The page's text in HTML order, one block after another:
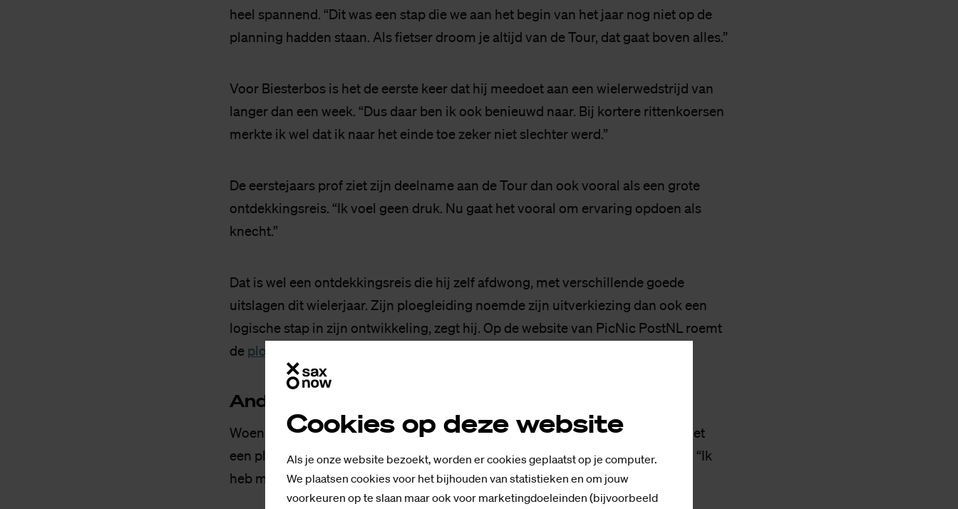
Cookies op deze website
Als je onze website bezoekt, worden er cookies geplaatst op je computer.
We plaatsen cookies voor het bijhouden van statistieken en om jouw
voorkeuren op te slaan maar ook voor marketingdoeleinden (bijvoorbeeld
heel spannend. “Dit was een stap die we aan het begin van het jaar nog niet op de
planning hadden staan. Als fietser droom je altijd van de Tour, dat gaat boven alles.”
Voor Biesterbos is het de eerste keer dat hij meedoet aan een wielerwedstrijd van
langer dan een week. “Dus daar ben ik ook benieuwd naar. Bij kortere rittenkoersen
merkte ik wel dat ik naar het einde toe zeker niet slechter werd.”
De eerstejaars prof ziet zijn deelname aan de Tour dan ook vooral als een grote
ontdekkingsreis. “Ik voel geen druk. Nu gaat het vooral om ervaring opdoen als
knecht.”
Dat is wel een ontdekkingsreis die hij zelf afdwong, met verschillende goede
uitslagen dit wielerjaar. Zijn ploegleiding noemde zijn uitverkiezing dan ook een
logische stap in zijn ontwikkeling, zegt hij. Op de website van PicNic PostNL roemt
de ploeg
An­de­re ver­plich­tin­gen
Woensdag reist Biesterbos af naar Barcelona, waar de Tour zaterdag begint met
een ploegentijdrit. Voor het zover is, heeft hij eerst nog andere verplichtingen. “Ik
heb morgen nog een tentamen.”